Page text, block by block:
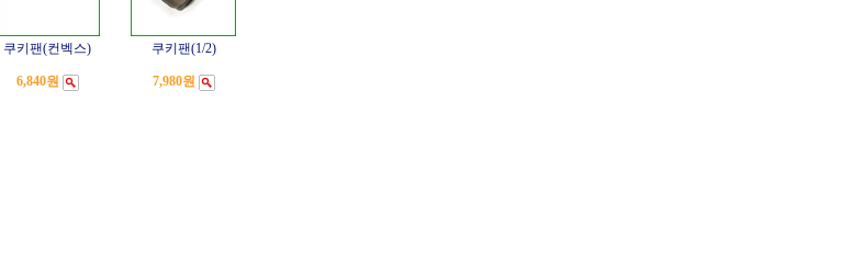
쿠키팬(컨벡스)
6,840원
쿠키팬(1/2)
7,980원